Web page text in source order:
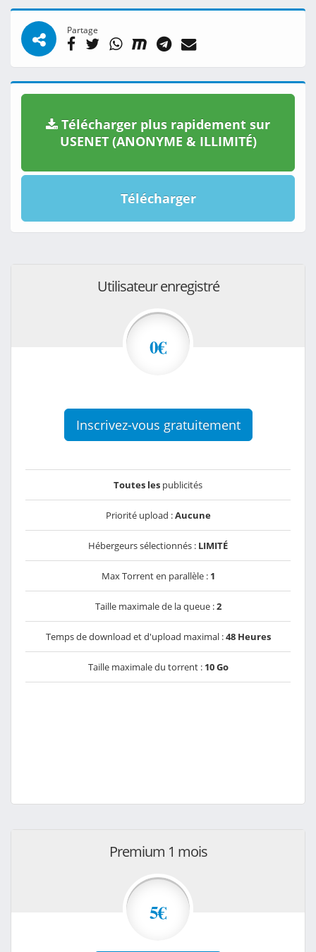
Partage
Télécharger plus rapidement sur
USENET (ANONYME & ILLIMITÉ)
Télécharger
Utilisateur enregistré
0€
Inscrivez-vous gratuitement
Toutes les publicités
Priorité upload :Aucune
Hébergeurs sélectionnés : LIMITÉ
Max Torrent en parallèle : 1
Taille maximale de la queue :2
Temps de download et d'upload maximal :48 Heures
Taille maximale du torrent : 10 Go
Premium 1 mois
5€